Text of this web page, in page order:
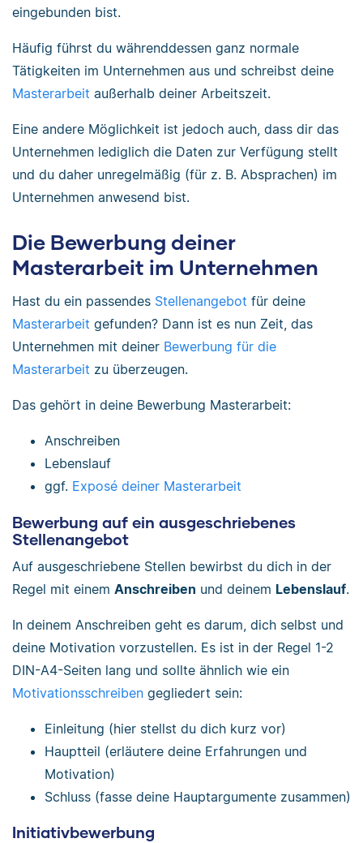
eingebunden bist.
Häufig führst du währenddessen ganz normale
Tätigkeiten im Unternehmen aus und schreibst deine
Masterarbeit außerhalb deiner Arbeitszeit.
Eine andere Möglichkeit ist jedoch auch, dass dir das
Unternehmen lediglich die Daten zur Verfügung stellt
und du daher unregelmäßig (für z. B. Absprachen) im
Unternehmen anwesend bist.
Die Bewerbung deiner
Masterarbeit im Unternehmen
Hast du ein passendes Stellenangebot für deine
Masterarbeit gefunden? Dann ist es nun Zeit, das
Unternehmen mit deiner Bewerbung für die
Masterarbeit zu überzeugen.
Das gehört in deine Bewerbung Masterarbeit:
Anschreiben
Lebenslauf
ggf. Exposé deiner Masterarbeit
Bewerbung auf ein ausgeschriebenes
Stellenangebot
Auf ausgeschriebene Stellen bewirbst du dich in der
Regel mit einem Anschreiben und deinem Lebenslauf.
In deinem Anschreiben geht es darum, dich selbst und
deine Motivation vorzustellen. Es ist in der Regel 1-2
DIN-A4-Seiten lang und sollte ähnlich wie ein
Motivationsschreiben gegliedert sein:
Einleitung (hier stellst du dich kurz vor)
Hauptteil (erläutere deine Erfahrungen und
Motivation)
Schluss (fasse deine Hauptargumente zusammen)
Initiativbewerbung